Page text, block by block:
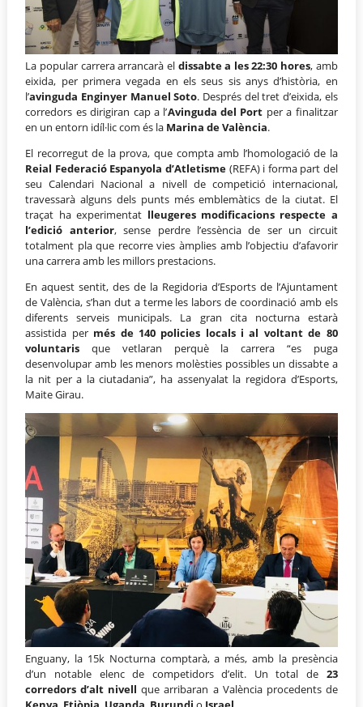
La popular carrera arrancarà eldissabte a les 22:30 hores, amb
eixida, per primera vegada en els seus sis anys d’història, en
l’avinguda Enginyer Manuel Soto. Després del tret d’eixida, els
corredors es dirigiran cap a l’Avinguda del Port per a finalitzar
en un entorn idíl·lic com és la Marina de València.
El recorregut de la prova, que compta amb l’homologació de la
Reial Federació Espanyola d’Atletisme(REFA) i forma part del
seu Calendari Nacional a nivell de competició internacional,
travessarà alguns dels punts més emblemàtics de la ciutat. El
traçat ha experimentat lleugeres modificacions respecte a
l’edició anterior, sense perdre l’essència de ser un circuit
totalment pla que recorre vies àmplies amb l’objectiu d’afavorir
una carrera amb les millors prestacions.
En aquest sentit, des de la Regidoria d’Esports de l’Ajuntament
de València, s’han dut a terme les labors de coordinació amb els
diferents serveis municipals. La gran cita nocturna estarà
assistida per més de 140 policies locals i al voltant de 80
voluntaris que vetlaran perquè la carrera “es puga
desenvolupar amb les menors molèsties possibles un dissabte a
la nit per a la ciutadania”, ha assenyalat la regidora d’Esports,
Maite Girau.
Enguany, la 15k Nocturna comptarà, a més, amb la presència
d’un notable elenc de competidors d’elit. Un total de 23
corredors d’alt nivell que arribaran a València procedents de